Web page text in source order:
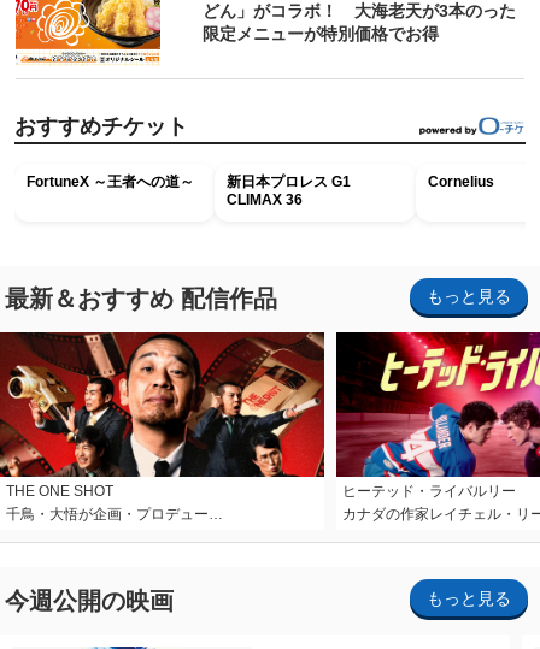
どん」がコラボ！ 大海老天が3本のった
限定メニューが特別価格でお得
おすすめチケット
FortuneX ～王者への道～
新日本プロレス G1
CLIMAX 36
Cornelius
最新＆おすすめ 配信作品 もっと見る
THE ONE SHOT
千鳥・大悟が企画・プロデュー…
ヒーテッド・ライバルリー
カナダの作家レイチェル・リ
今週公開の映画 もっと見る